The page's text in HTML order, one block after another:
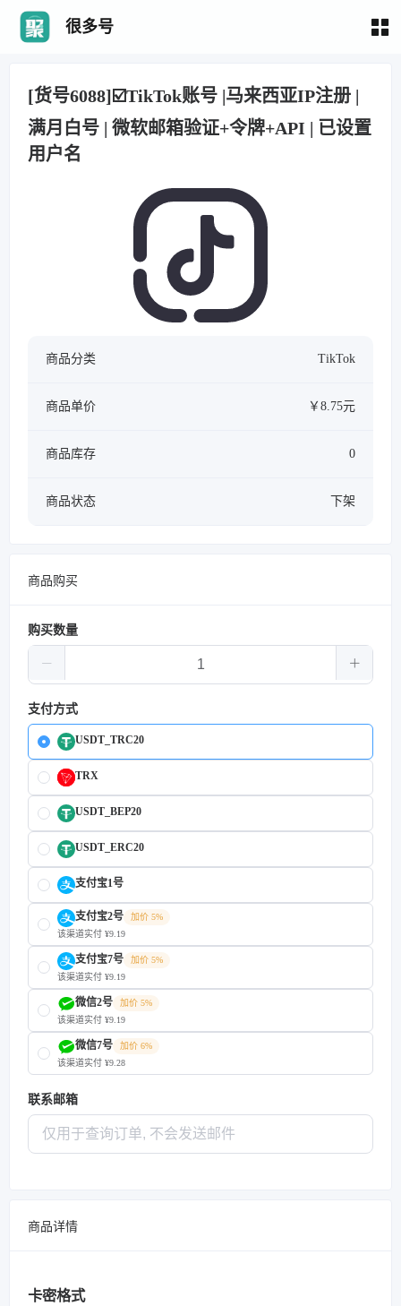
很多号
[货号6088]☑️TikTok账号 |马来西亚IP注册 |
满月白号 | 微软邮箱验证+令牌+API | 已设置
用户名
商品分类 TikTok
商品单价 ￥8.75元
商品库存 0
商品状态 下架
商品购买
购买数量
支付方式
USDT_TRC20
TRX
USDT_BEP20
USDT_ERC20
支付宝1号
支付宝2号
加价 5%
该渠道实付 ¥9.19
支付宝7号
加价 5%
该渠道实付 ¥9.19
微信2号
加价 5%
该渠道实付 ¥9.19
微信7号
加价 6%
该渠道实付 ¥9.28
联系邮箱
商品详情
卡密格式